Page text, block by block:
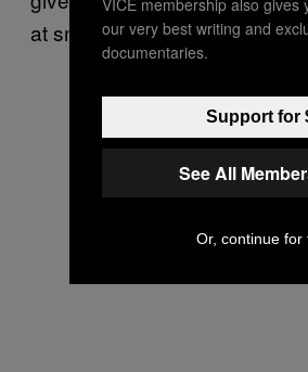
at snyde sin krop til at tro, at
our very best writing and
documentaries.
Support for
See All
Or, continue for